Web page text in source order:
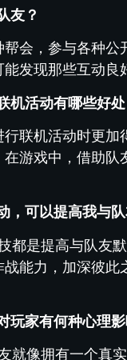
友？
会，参与各种
发现那些互动良
机活动有哪些好处
联机活动时更
游戏中，借助
，可以提高我与
都是提高与队友
能力，加深彼
玩家有何种心理影
就像拥有一个真